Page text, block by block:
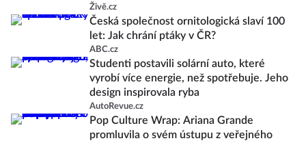
Živě.cz
Česká společnost ornitologická slaví 100
let: Jak chrání ptáky v ČR?
ABC.cz
Studenti postavili solární auto, které
vyrobí více energie, než spotřebuje. Jeho
design inspirovala ryba
AutoRevue.cz
Pop Culture Wrap: Ariana Grande
promluvila o svém ústupu z veřejného